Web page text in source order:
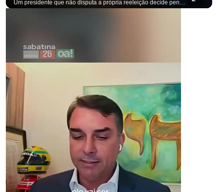
Um presidente que não disputa a própria reeleição decide pensando em quem vem depois. Foi assim que Flávio Bolsonaro defendeu a PEC do fim da reeleição, primeira das medidas que citou para o ambiente de negócios. Se você busca informação com credibilidade, inscreva-se agora e ative o